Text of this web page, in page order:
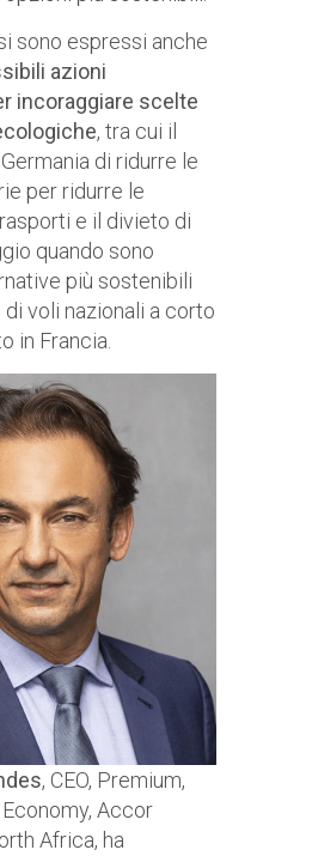
sono espressi anche
azioni
incoraggiare scelte
, tra cui il
di ridurre le
per ridurre le
e il divieto di
quando sono
più sostenibili
voli nazionali a corto
in Francia.
, CEO, Premium,
Accor
Africa, ha